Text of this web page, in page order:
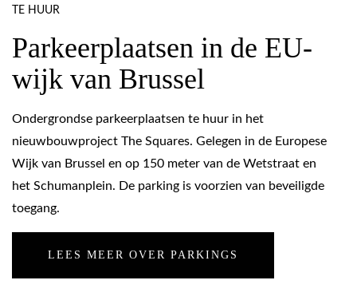
TE HUUR
Parkeerplaatsen in de EU-
wijk van Brussel
Ondergrondse parkeerplaatsen te huur in het
nieuwbouwproject The Squares. Gelegen in de Europese
Wijk van Brussel en op 150 meter van de Wetstraat en
het Schumanplein. De parking is voorzien van beveiligde
toegang.
LEES MEER OVER PARKINGS